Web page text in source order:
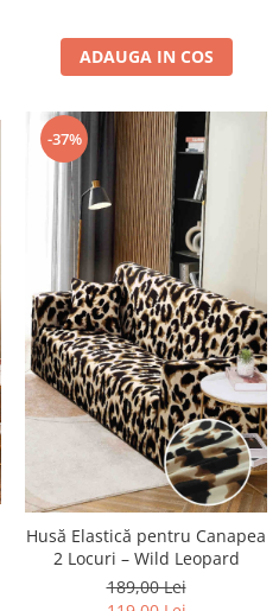
ADAUGA IN COS
-37%
Husă Elastică pentru Canapea
2 Locuri – Wild Leopard
189,00 Lei